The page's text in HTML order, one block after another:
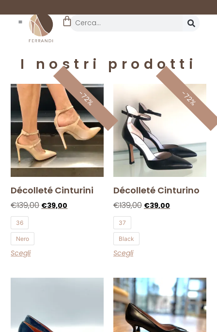
REALTÀ STORICA
DAL 1962
I nostri prodotti
-72%
Décolleté Cinturini
€139,00 €39,00
36
Nero
Scegli
-72%
Décolleté Cinturino
€139,00 €39,00
37
Black
Scegli